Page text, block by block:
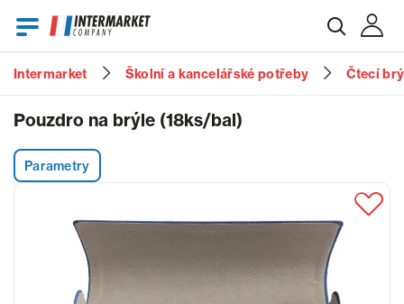
Heslo
Zapomenuté heslo?
Intermarket Školní a kancelářské potřeby Čtecí
Pouzdro na brýle (18ks/bal)
Parametry